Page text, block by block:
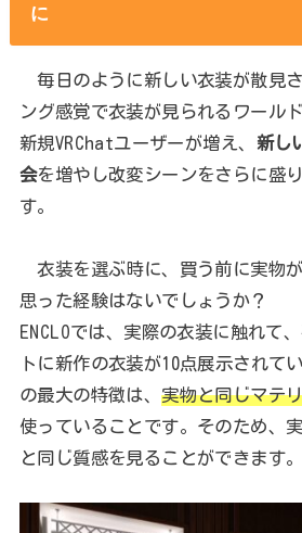
に
毎日のように新しい衣装が散見
ング感覚で衣装が見られるワール
新規VRChatユーザーが増え、 新し
会を増やし改変シーンをさらに盛
す。
衣装を選ぶ時に、買う前に実物
思った経験はないでしょうか？
ENCLOでは、実際の衣装に触れて
トに新作の衣装が10点展示されて
の最大の特徴は、実物と同じマテ
使っていることです。そのため、
と同じ質感を見ることができます。